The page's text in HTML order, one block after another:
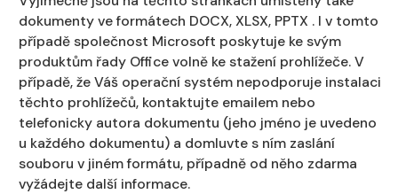
dokumenty ve formátech DOCX, XLSX, PPTX . I v tomto
případě společnost Microsoft poskytuje ke svým
produktům řady Office volně ke stažení prohlížeče. V
případě, že Váš operační systém nepodporuje instalaci
těchto prohlížečů, kontaktujte emailem nebo
telefonicky autora dokumentu (jeho jméno je uvedeno
u každého dokumentu) a domluvte s ním zaslání
souboru v jiném formátu, případně od něho zdarma
vyžádejte další informace.